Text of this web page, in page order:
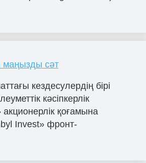
маңызды сәт
кездесулердің бірі
кәсіпкерлік
қоғамына
Invest» фронт-